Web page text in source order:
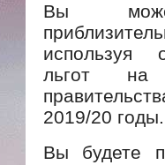
Вы
используя
льгот на
2019/20 годы.
Вы будете